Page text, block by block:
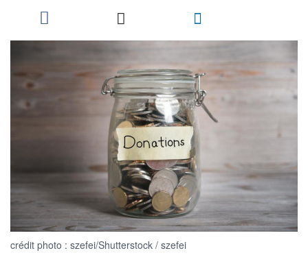
crédit photo : szefei/Shutterstock / szefei